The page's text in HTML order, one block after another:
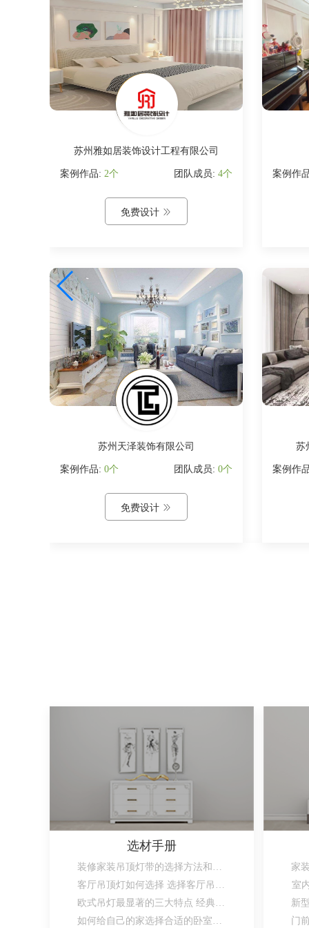
苏州雅如居装饰设计工程有限公司
案例作品: 2个 团队成员: 4个
免费设计 
苏州天泽装饰有限公司
案例作品: 0个 团队成员: 0个
免费设计 
案例作
苏
案例作
选材手册
装修家装吊顶灯带的选择方法和安装方法
客厅吊顶灯如何选择 选择客厅吊顶灯的注意事项
欧式吊灯最显著的三大特点 经典惹人爱
如何给自己的家选择合适的卧室灯呢
室